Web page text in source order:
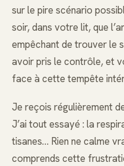
sur le pire scénario
soir, dans votre lit, que
empêchant de trouver le
avoir pris le contrôle, et
face à cette tempête
Je reçois régulièrement
J’ai tout essayé : la
tisanes… Rien ne calme
comprends cette